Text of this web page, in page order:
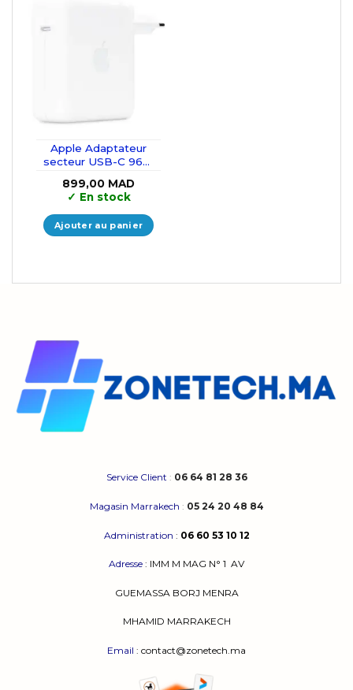
Apple Adaptateur
secteur USB-C 96W
899,00 MAD
✓ En stock
Ajouter au panier
Service Client : 06 64 81 28 36
Magasin Marrakech : 05 24 20 48 84
Administration : 06 60 53 10 12
Adresse : IMM M MAG N° 1 AV
GUEMASSA BORJ MENRA
MHAMID MARRAKECH
Email : contact@zonetech.ma